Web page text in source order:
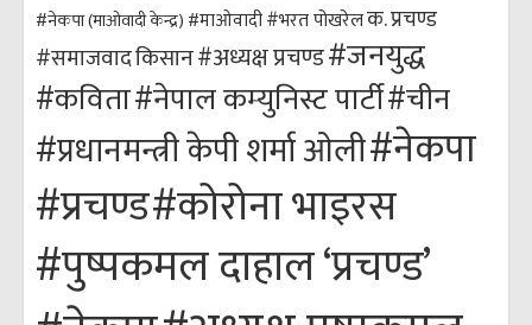
#नेकपा (माओवादी केन्द्र) #माओवादी#भरत पोखरेलक. प्रचण्ड
#समाजवादकिसान#अध्यक्ष प्रचण्ड#जनयुद्ध
#कविता#नेपाल कम्युनिस्ट पार्टी#चीन
#प्रधानमन्त्री केपी शर्मा ओली#नेकपा
#प्रचण्ड#कोरोना भाइरस
#पुष्पकमल दाहाल ‘प्रचण्ड’